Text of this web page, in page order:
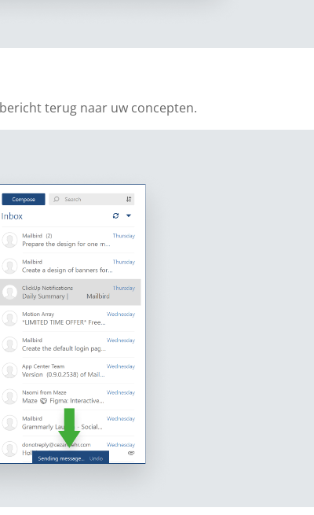
terug naar uw concepten.